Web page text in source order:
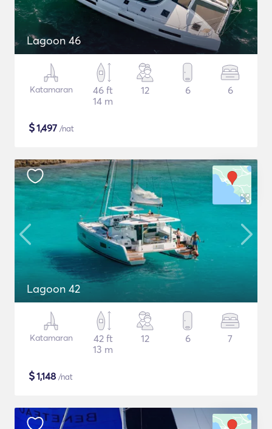
Lagoon 46
Katamaran
46 ft
14 m
12 6 6
$1,497 /nat
Lagoon 42
Katamaran
42 ft
13 m
12 6 7
$1,148 /nat